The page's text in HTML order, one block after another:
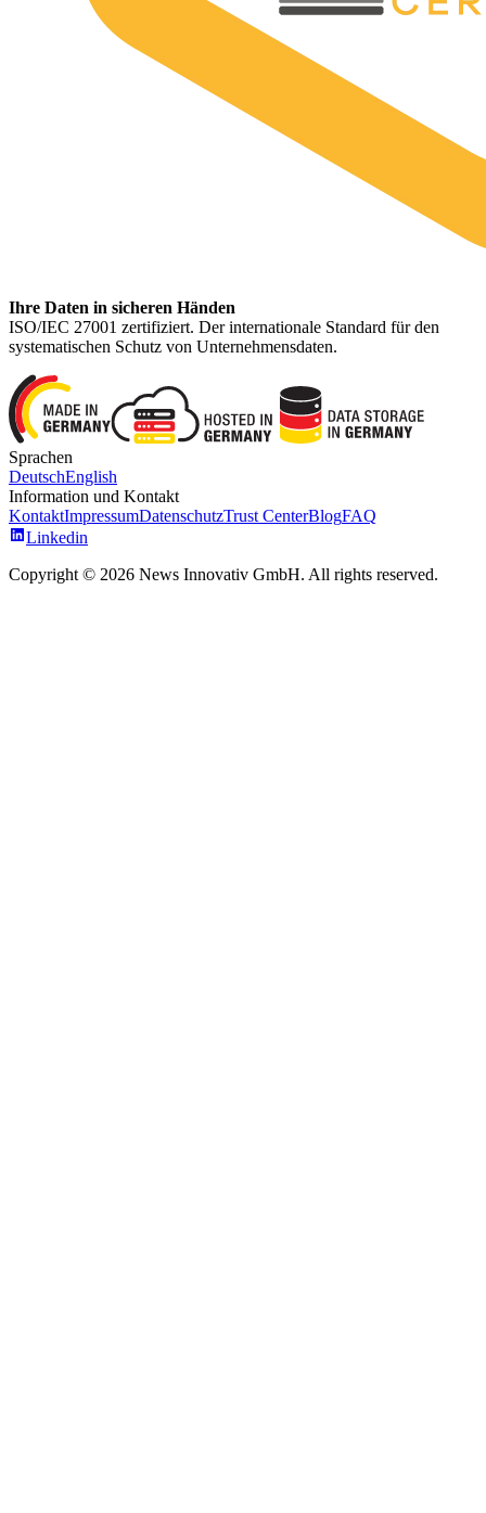
Ihre Daten in sicheren Händen
ISO/IEC 27001 zertifiziert. Der internationale Standard für den
systematischen Schutz von Unternehmensdaten.
Sprachen
DeutschEnglish
Information und Kontakt
KontaktImpressumDatenschutzTrust CenterBlogFAQ
Linkedin
Copyright © 2026 News Innovativ GmbH. All rights reserved.